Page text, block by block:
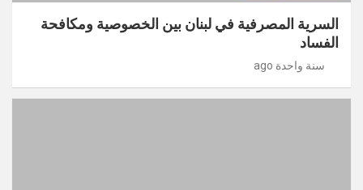
السرية المصرفية في لبنان بين الخصوصية ومكافحة
الفساد
سنة واحدة ago